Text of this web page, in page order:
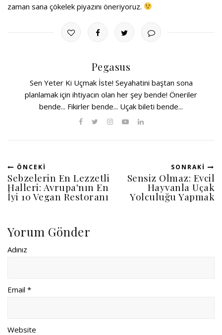
zaman sana çökelek piyazını öneriyoruz.
Pegasus
Sen Yeter Ki Uçmak İste! Seyahatini baştan sona
planlamak için ihtiyacın olan her şey bende! Öneriler
bende... Fikirler bende... Uçak bileti bende...
ÖNCEKI
Sebzelerin En Lezzetli
Halleri: Avrupa'nın En
İyi 10 Vegan Restoranı
SONRAKI
Sensiz Olmaz: Evcil
Hayvanla Uçak
Yolculuğu Yapmak
Yorum Gönder
Adınız
Email *
Website